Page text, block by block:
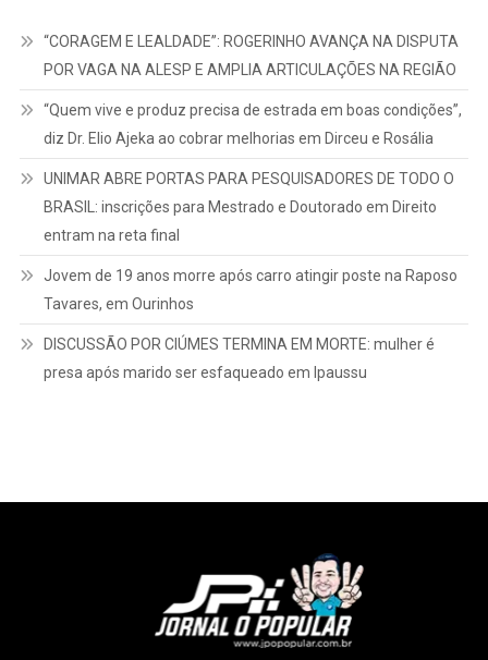
“CORAGEM E LEALDADE”: ROGERINHO AVANÇA NA DISPUTA
POR VAGA NA ALESP E AMPLIA ARTICULAÇÕES NA REGIÃO
“Quem vive e produz precisa de estrada em boas condições”,
diz Dr. Elio Ajeka ao cobrar melhorias em Dirceu e Rosália
UNIMAR ABRE PORTAS PARA PESQUISADORES DE TODO O
BRASIL: inscrições para Mestrado e Doutorado em Direito
entram na reta final
Jovem de 19 anos morre após carro atingir poste na Raposo
Tavares, em Ourinhos
DISCUSSÃO POR CIÚMES TERMINA EM MORTE: mulher é
presa após marido ser esfaqueado em Ipaussu